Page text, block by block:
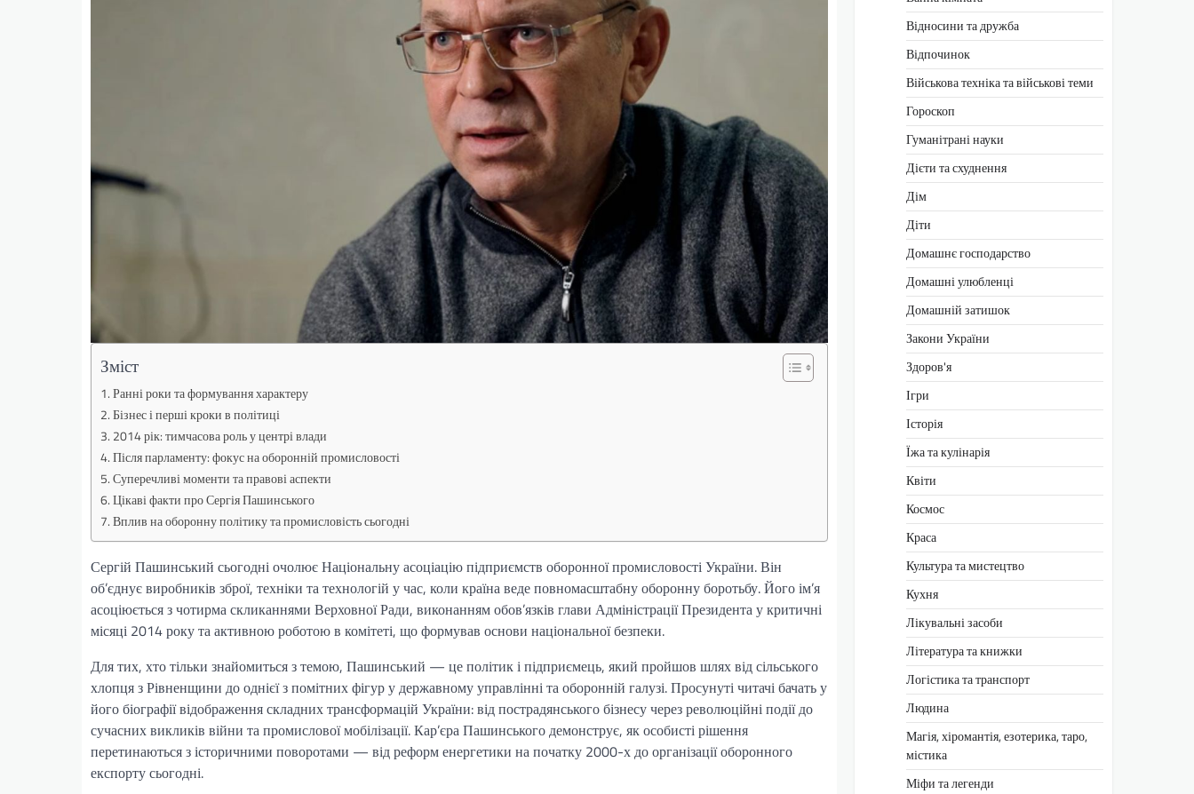
Зміст
Ранні роки та формування характеру
Бізнес і перші кроки в політиці
2014 рік: тимчасова роль у центрі влади
Після парламенту: фокус на оборонній промисловості
Суперечливі моменти та правові аспекти
Цікаві факти про Сергія Пашинського
Вплив на оборонну політику та промисловість сьогодні
Сергій Пашинський сьогодні очолює Національну асоціацію підприємств оборонної промисловості України. Він
об’єднує виробників зброї, техніки та технологій у час, коли країна веде повномасштабну оборонну боротьбу. Його ім’я
асоціюється з чотирма скликаннями Верховної Ради, виконанням обов’язків глави Адміністрації Президента у критичні
місяці 2014 року та активною роботою в комітеті, що формував основи національної безпеки.
Для тих, хто тільки знайомиться з темою, Пашинський — це політик і підприємець, який пройшов шлях від сільського
хлопця з Рівненщини до однієї з помітних фігур у державному управлінні та оборонній галузі. Просунуті читачі бачать у
його біографії відображення складних трансформацій України: від пострадянського бізнесу через революційні події до
сучасних викликів війни та промислової мобілізації. Кар’єра Пашинського демонструє, як особисті рішення
перетинаються з історичними поворотами — від реформ енергетики на початку 2000-х до організації оборонного
експорту сьогодні.
Відносини та дружба
Відпочинок
Військова техніка та військові теми
Гороскоп
Гуманітрані науки
Дієти та схуднення
Дім
Діти
Домашнє господарство
Домашні улюбленці
Домашній затишок
Закони України
Здоров'я
Ігри
Історія
Їжа та кулінарія
Квіти
Космос
Краса
Культура та мистецтво
Кухня
Лікувальні засоби
Література та книжки
Логістика та транспорт
Людина
Магія, хіромантія, езотерика, таро,
містика
Міфи та легенди